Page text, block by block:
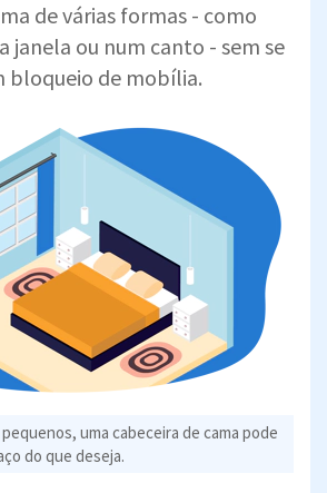
de várias formas - como
janela ou num canto - sem se
bloqueio de mobília.
uma cabeceira de cama pode
do que deseja.